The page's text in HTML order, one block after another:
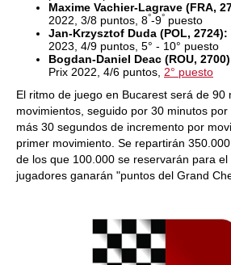
Maxime Vachier-Lagrave (FRA,
2022, 3/8 puntos, 8°-9° puesto
Jan-Krzysztof Duda (POL, 2724):
2023, 4/9 puntos, 5° - 10° puesto
Bogdan-Daniel Deac (ROU,
Prix 2022, 4/6 puntos, 2° puesto
El ritmo de juego en Bucarest será de 90
movimientos, seguido por 30 minutos por
más 30 segundos de incremento por
primer movimiento. Se repartirán
de los que 100.000 se reservarán para el
jugadores ganarán "puntos del Grand